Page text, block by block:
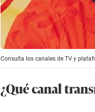
Consulta los canales de TV y
¿Qué canal